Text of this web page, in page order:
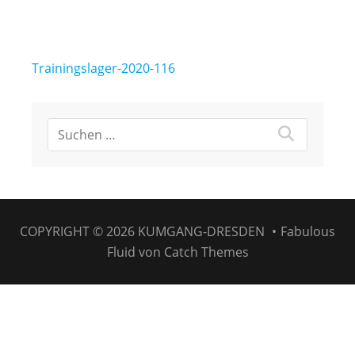
Beitragsnavigation
Trainingslager-2020-116
COPYRIGHT © 2026 KUMGANG-DRESDEN • Fabulous
Fluid von Catch Themes